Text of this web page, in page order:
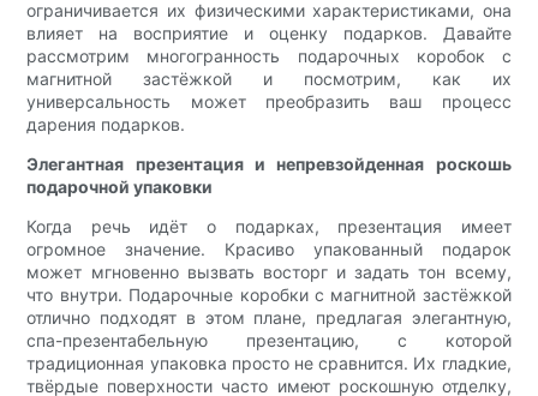
ограничивается их физическими характеристиками, она
влияет на восприятие и оценку подарков. Давайте
рассмотрим многогранность подарочных коробок с
магнитной застёжкой и посмотрим, как их
универсальность может преобразить ваш процесс
дарения подарков.
Элегантная презентация и непревзойденная роскошь
подарочной упаковки
Когда речь идёт о подарках, презентация имеет
огромное значение. Красиво упакованный подарок
может мгновенно вызвать восторг и задать тон всему,
что внутри. Подарочные коробки с магнитной застёжкой
отлично подходят в этом плане, предлагая элегантную,
спа-презентабельную презентацию, с которой
традиционная упаковка просто не сравнится. Их гладкие,
твёрдые поверхности часто имеют роскошную отделку,